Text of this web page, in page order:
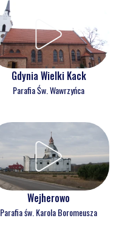
Gdynia Wielki Kack
Parafia Św. Wawrzyńca
Wejherowo
Parafia św. Karola Boromeusza